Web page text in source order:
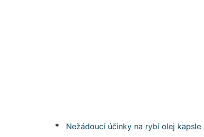
* Nežádoucí účinky na rybí olej kapsle